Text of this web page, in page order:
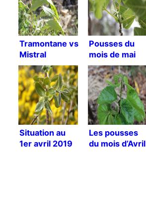
Tramontane vs
Mistral
Pousses du
mois de mai
2018
Situation au
1er avril 2019
Les pousses
du mois d’Avril